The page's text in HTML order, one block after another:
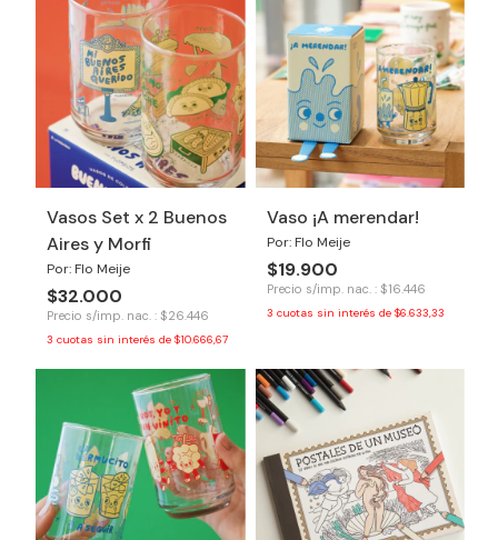
Vasos Set x 2 Buenos
Aires y Morfi
Por: Flo Meije
$32.000
Precio s/imp. nac. : $26.446
3 cuotas sin interés de $10.666,67
Vaso ¡A merendar!
Por: Flo Meije
$19.900
Precio s/imp. nac. : $16.446
3 cuotas sin interés de $6.633,33